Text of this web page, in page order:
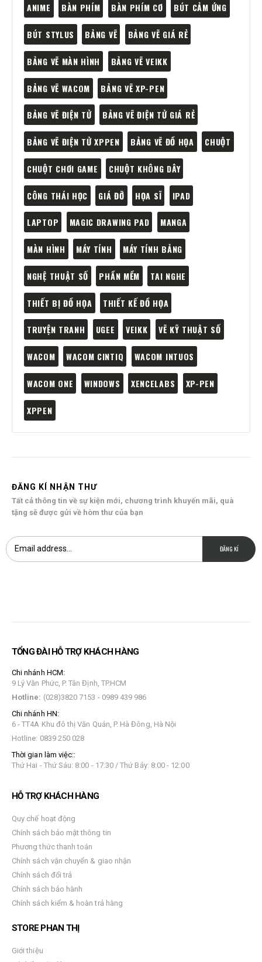
ANIME BÀN PHÍM BÀN PHÍM CƠ BÚT CẢM ỨNG
BÚT STYLUS BẢNG VẼ BẢNG VẼ GIÁ RẺ
BẢNG VẼ MÀN HÌNH BẢNG VẼ VEIKK
BẢNG VẼ WACOM BẢNG VẼ XP-PEN
BẢNG VẼ ĐIỆN TỬ BẢNG VẼ ĐIỆN TỬ GIÁ RẺ
BẢNG VẼ ĐIỆN TỬ XPPEN BẢNG VẼ ĐỒ HỌA CHUỘT
CHUỘT CHƠI GAME CHUỘT KHÔNG DÂY
CÔNG THÁI HỌC GIÁ ĐỠ HỌA SĨ IPAD
LAPTOP MAGIC DRAWING PAD MANGA
MÀN HÌNH MÁY TÍNH MÁY TÍNH BẢNG
NGHỆ THUẬT SỐ PHẦN MỀM TAI NGHE
THIẾT BỊ ĐỒ HỌA THIẾT KẾ ĐỒ HỌA
TRUYỆN TRANH UGEE VEIKK VẼ KỸ THUẬT SỐ
WACOM WACOM CINTIQ WACOM INTUOS
WACOM ONE WINDOWS XENCELABS XP-PEN
XPPEN
ĐĂNG KÍ NHẬN THƯ
Tất cả thông tin về sự kiện mới, chương trình khuyến mãi, quà
tặng sẽ được gửi về hòm thư của bạn
TỔNG ĐÀI HỖ TRỢ KHÁCH HÀNG
Chi nhánh HCM:
9 Lý Văn Phức, P. Tân Định, TP.HCM
Hotline: (028)3820 7153 - 0989 439 986
Chi nhánh HN:
6 - TT4A Khu đô thị Văn Quán, P. Hà Đông, Hà Nội
Hotline: 0839 250 028
Thời gian làm việc::
Thứ Hai - Thứ Sáu: 8:00 - 17:30 / Thứ Bảy: 8:00 - 12:00
HỖ TRỢ KHÁCH HÀNG
Quy chế hoạt động
Chính sách bảo mật thông tin
Phương thức thanh toán
Chính sách vận chuyển & giao nhận
Chính sách đổi trả
Chính sách bảo hành
Chính sách kiểm & hoàn trả hàng
STORE PHAN THỊ
Giới thiệu